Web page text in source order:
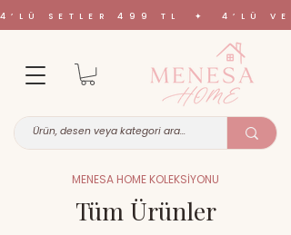
4’LÜ SETLER 499 TL ✦ 4’LÜ
MENESA HOME KOLEKSİYONU
Tüm Ürünler